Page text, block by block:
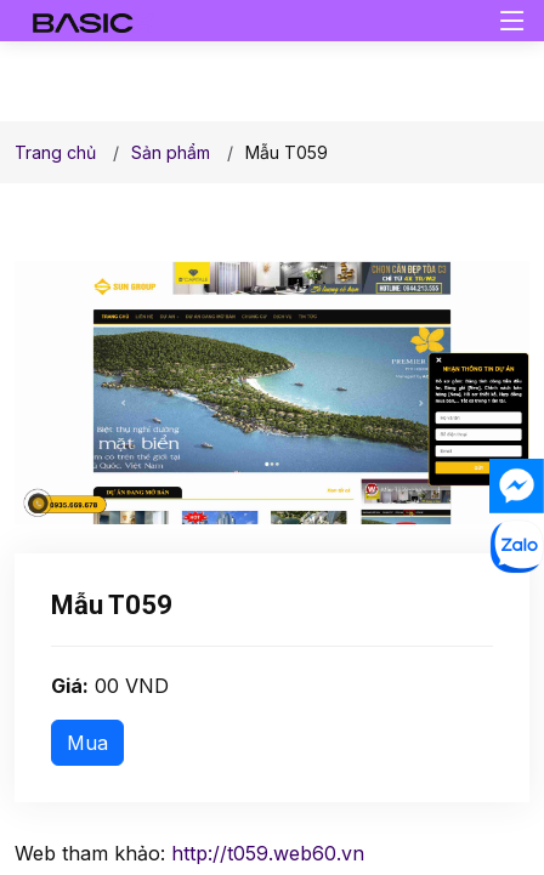
Trang chủ Sản phẩm Mẫu T059
Mẫu T059
Giá: 00 VND
Web tham khảo: http://t059.web60.vn